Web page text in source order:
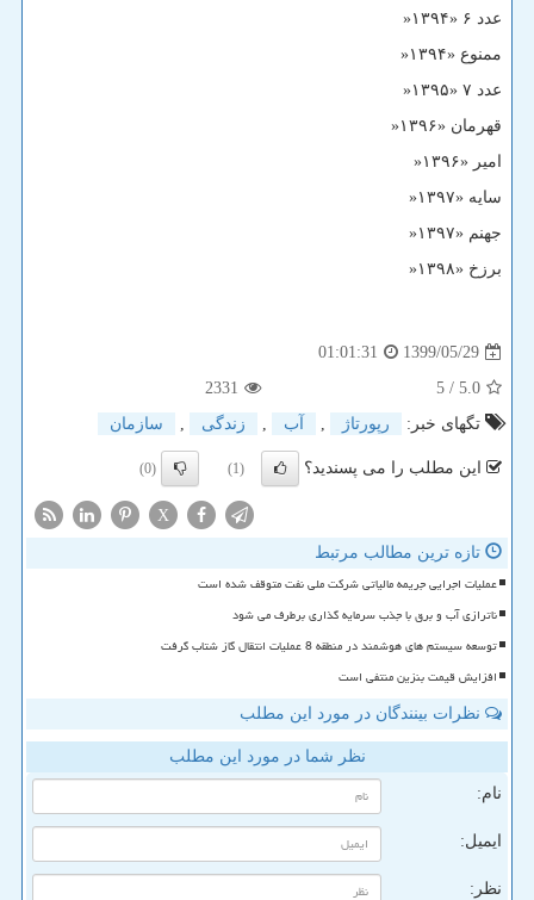
عدد ۶ «۱۳۹۴
»
ممنوع «۱۳۹۴
»
عدد ۷ «۱۳۹۵
»
قهرمان «۱۳۹۶
»
امیر «۱۳۹۶
»
سایه «۱۳۹۷
»
جهنم «۱۳۹۷
»
برزخ «۱۳۹۸
»
1399/05/29
01:01:31
5.0
/ 5
2331
تگهای خبر:
رپورتاژ , آب , زندگی , سازمان
این مطلب را می پسندید؟ (1)
(0)
X
تازه ترین مطالب مرتبط
عملیات اجرایی جریمه مالیاتی شرکت ملی نفت متوقف شده است
ناترازی آب و برق با جذب سرمایه گذاری برطرف می شود
توسعه سیستم های هوشمند در منطقه 8 عملیات انتقال گاز شتاب گرفت
افزایش قیمت بنزین منتفی است
نظرات بینندگان در مورد این مطلب
نظر شما در مورد این مطلب
نام:
ایمیل:
نظر: